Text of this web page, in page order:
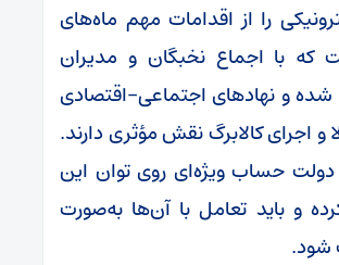
را از اقدامات مهم ماه‌های
که با اجماع نخبگان و مدیران
شده و نهادهای اجتماعی–اقتصادی
و اجرای کالابرگ نقش مؤثری دارند.
دولت حساب ویژه‌ای روی توان این
و باید تعامل با آن‌ها به‌صورت
شود.